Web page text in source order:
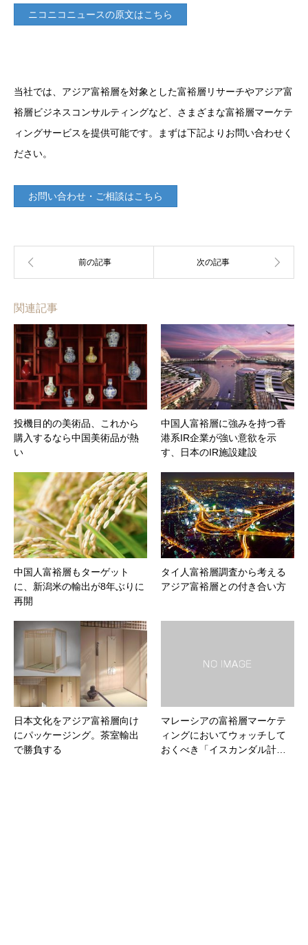
ニコニコニュースの原文はこちら
当社では、アジア富裕層を対象とした富裕層リサーチやアジア富
裕層ビジネスコンサルティングなど、さまざまな富裕層マーケテ
ィングサービスを提供可能です。まずは下記よりお問い合わせく
ださい。
お問い合わせ・ご相談はこちら
関連記事
投機目的の美術品、これから
購入するなら中国美術品が熱
い
中国人富裕層に強みを持つ香
港系IR企業が強い意欲を示
す、日本のIR施設建設
中国人富裕層もターゲット
に、新潟米の輸出が8年ぶりに
再開
タイ人富裕層調査から考える
アジア富裕層との付き合い方
日本文化をアジア富裕層向け
にパッケージング。茶室輸出
で勝負する
マレーシアの富裕層マーケテ
ィングにおいてウォッチして
おくべき「イスカンダル計…